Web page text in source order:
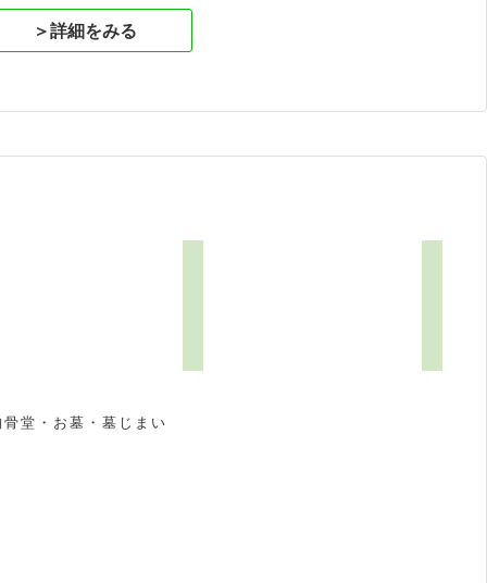
＞詳細をみる
堂・お墓・墓じまい